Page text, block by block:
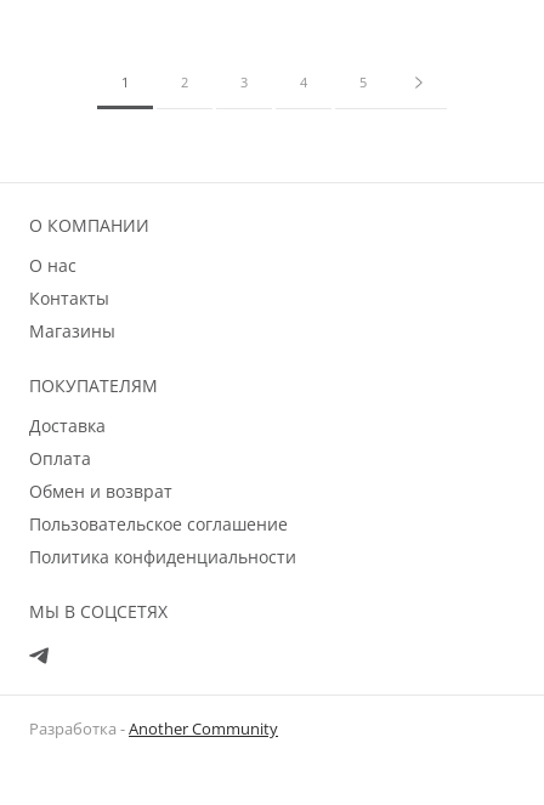
1 2 3 4 5
О КОМПАНИИ
О нас
Контакты
Магазины
ПОКУПАТЕЛЯМ
Доставка
Оплата
Обмен и возврат
Пользовательское соглашение
Политика конфиденциальности
МЫ В СОЦСЕТЯХ
Разработка -Another Community